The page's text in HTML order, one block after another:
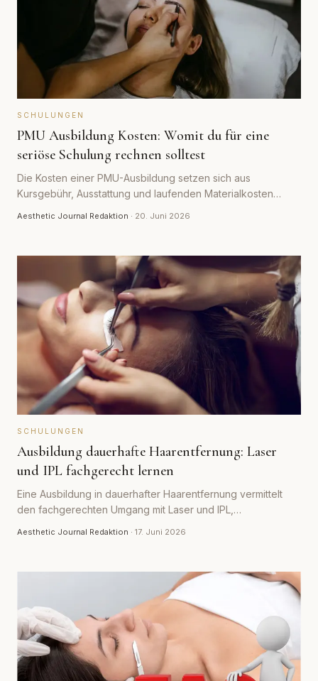
SCHULUNGEN
PMU Ausbildung Kosten: Womit du für eine
seriöse Schulung rechnen solltest
Die Kosten einer PMU-Ausbildung setzen sich aus
Kursgebühr, Ausstattung und laufenden Materialkosten
Aesthetic Journal Redaktion · 20. Juni 2026
SCHULUNGEN
Ausbildung dauerhafte Haarentfernung: Laser
und IPL fachgerecht lernen
Eine Ausbildung in dauerhafter Haarentfernung vermittelt
den fachgerechten Umgang mit Laser und IPL,
Aesthetic Journal Redaktion · 17. Juni 2026